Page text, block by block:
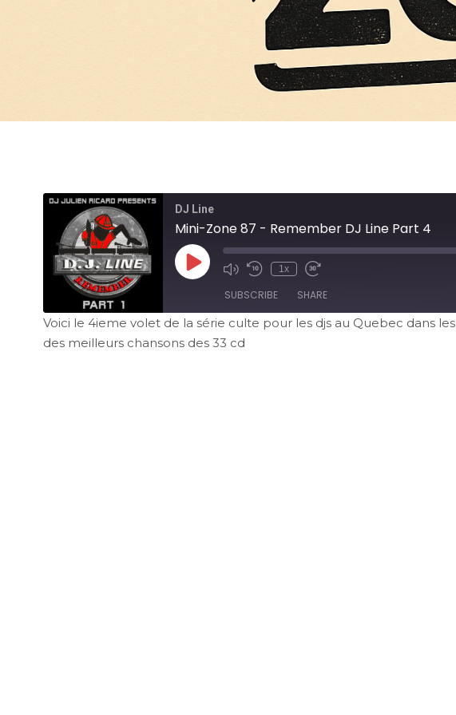
DJ Line
Mini-Zone 87 - Remember DJ Line Part 4
1x
SUBSCRIBE SHARE
SHARE
Voici le 4ieme volet de la série culte pour les djs au Quebec dans
des meilleurs chansons des 33 cd